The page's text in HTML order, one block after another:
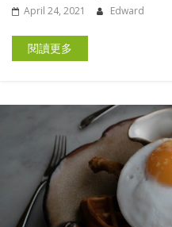
April 24, 2021 Edward
閱讀更多